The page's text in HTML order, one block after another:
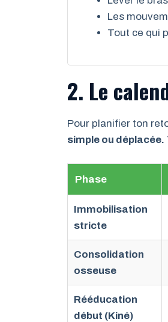
Les
Tout ce qui
2. Le
Pour planifier ton
simple ou déplacée.
Phase
Immobilisation
stricte
Consolidation
osseuse
Rééducation
début (Kiné)